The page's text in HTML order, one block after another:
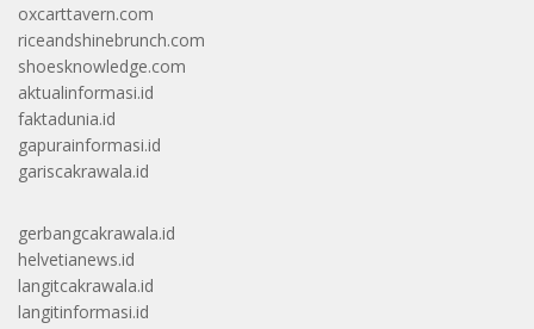
oxcarttavern.com
riceandshinebrunch.com
shoesknowledge.com
aktualinformasi.id
faktadunia.id
gapurainformasi.id
gariscakrawala.id
gerbangcakrawala.id
helvetianews.id
langitcakrawala.id
langitinformasi.id